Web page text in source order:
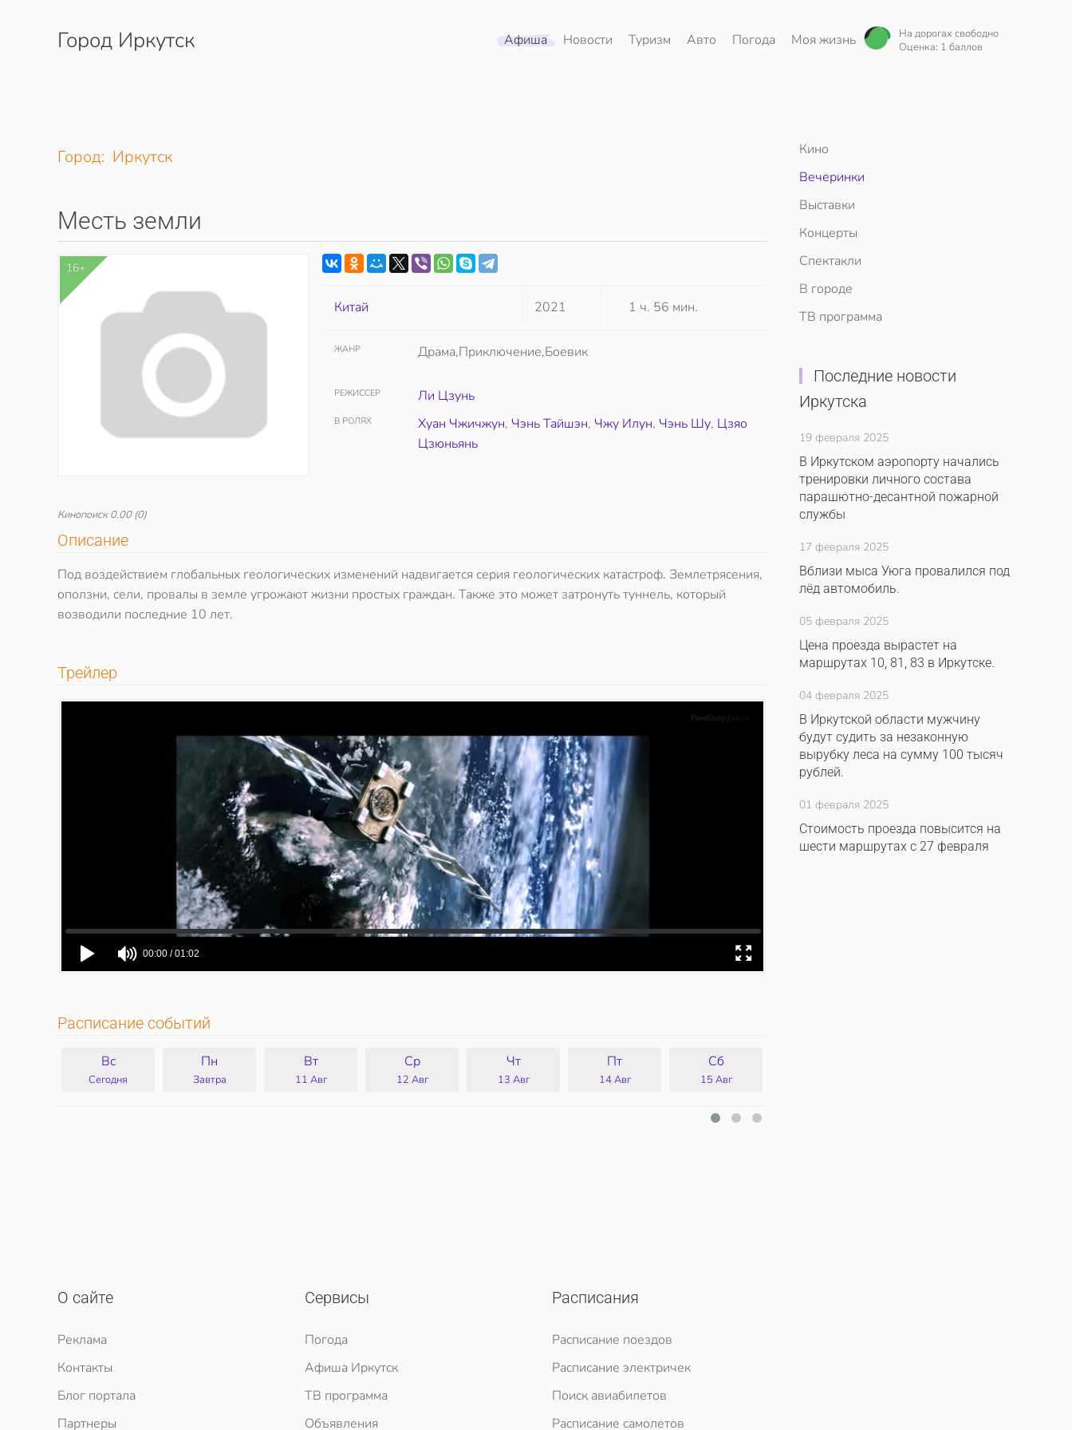
Перейти к содержимому
Город Иркутск Афиша Новости Туризм Авто Погода Моя жизнь
На дорогах свободно
Оценка: 1 баллов
Город: Иркутск
Месть земли
16+
Кинопоиск 0.00(0)
Китай 2021 1 ч. 56 мин.
ЖАНР Драма,Приключение,Боевик
РЕЖИССЕР Ли Цзунь
В РОЛЯХ Хуан Чжичжун, Чэнь Тайшэн, Чжу Илун, Чэнь Шу, Цзяо
Цзюньянь
Описание
Под воздействием глобальных геологических изменений надвигается серия геологических катастроф. Землетрясения,
оползни, сели, провалы в земле угрожают жизни простых граждан. Также это может затронуть туннель, который
возводили последние 10 лет.
Трейлер
Расписание событий
Вс
Сегодня
Пн
Завтра
Вт
11 Авг
Ср
12 Авг
Чт
13 Авг
Пт
14 Авг
Сб
15 Авг
Кино
Вечеринки
Выставки
Концерты
Спектакли
В городе
ТВ программа
Последние новости
Иркутска
19 февраля 2025
В Иркутском аэропорту начались
тренировки личного состава
парашютно-десантной пожарной
службы
17 февраля 2025
Вблизи мыса Уюга провалился под
лёд автомобиль.
05 февраля 2025
Цена проезда вырастет на
маршрутах 10, 81, 83 в Иркутске.
04 февраля 2025
В Иркутской области мужчину
будут судить за незаконную
вырубку леса на сумму 100 тысяч
рублей.
01 февраля 2025
Стоимость проезда повысится на
шести маршрутах с 27 февраля
О сайте
Реклама
Контакты
Блог портала
Партнеры
Сервисы
Погода
Афиша Иркутск
ТВ программа
Объявления
Расписания
Расписание поездов
Расписание электричек
Поиск авиабилетов
Расписание самолетов